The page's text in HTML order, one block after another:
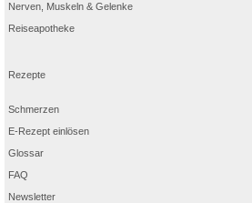
Nerven, Muskeln & Gelenke
Reiseapotheke
Rezepte
Schmerzen
E-Rezept einlösen
Glossar
FAQ
Newsletter